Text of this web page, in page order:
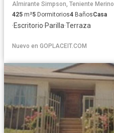
Almirante Simpson, Teniente Merino
425 m²5 Dormitorios4 BañosCasa
·Escritorio·Parilla·Terraza
Nuevo en GOPLACEIT.COM